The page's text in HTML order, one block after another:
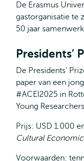
De Erasmus
gastorganisatie te
50 jaar
Presidents’
De Presidents’
paper van een
#ACEI2025 in
Young
Prijs: USD 1.000
Cultural
Voorwaarden: